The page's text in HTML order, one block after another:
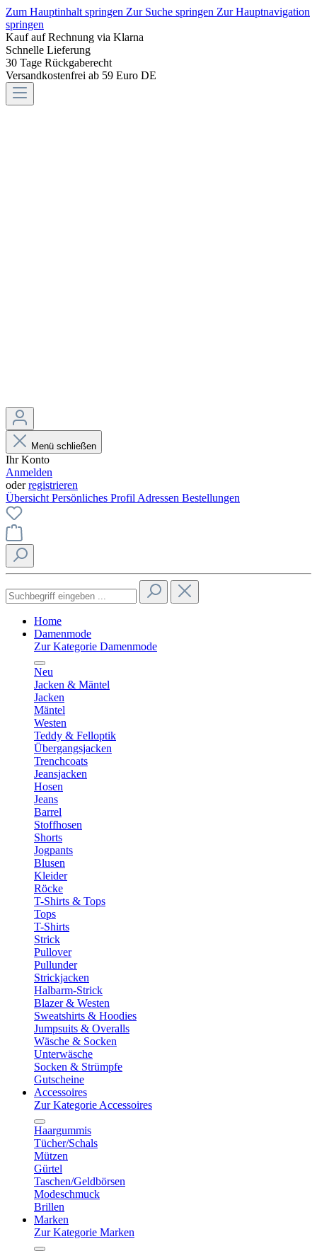
Zum Hauptinhalt springen Zur Suche springen Zur Hauptnavigation
springen
Kauf auf Rechnung via Klarna
Schnelle Lieferung
30 Tage Rückgaberecht
Versandkostenfrei ab 59 Euro DE
Menü schließen
Ihr Konto
Anmelden
oderregistrieren
Übersicht Persönliches Profil Adressen Bestellungen
Home
Damenmode
Zur Kategorie Damenmode
Neu
Jacken & Mäntel
Jacken
Mäntel
Westen
Teddy & Felloptik
Übergangsjacken
Trenchcoats
Jeansjacken
Hosen
Jeans
Barrel
Stoffhosen
Shorts
Jogpants
Blusen
Kleider
Röcke
T-Shirts & Tops
Tops
T-Shirts
Strick
Pullover
Pullunder
Strickjacken
Halbarm-Strick
Blazer & Westen
Sweatshirts & Hoodies
Jumpsuits & Overalls
Wäsche & Socken
Unterwäsche
Socken & Strümpfe
Gutscheine
Accessoires
Zur Kategorie Accessoires
Haargummis
Tücher/Schals
Mützen
Gürtel
Taschen/Geldbörsen
Modeschmuck
Brillen
Marken
Zur Kategorie Marken